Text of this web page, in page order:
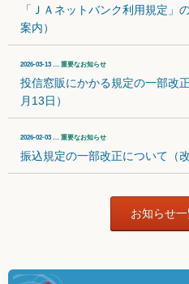
「ＪＡネットバンク利用規定」
案内）
2026-03-13 … 重要なお知らせ
投信窓販にかかる規定の一部改
月13日）
2026-02-03 … 重要なお知らせ
振込規定の一部改正について（
お知らせ